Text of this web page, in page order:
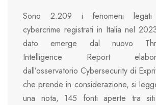
Sono 2.209 i fenomeni
cybercrime registrati in Italia nel
dato emerge dal nuovo
Intelligence Report
dall’osservatorio Cybersecurity di
che prende in considerazione, si
una nota, 145 fonti aperte tra